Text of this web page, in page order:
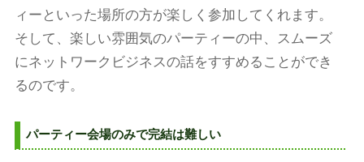
ィーといった場所の方が楽しく参加してくれます。
そして、楽しい雰囲気のパーティーの中、スムーズ
にネットワークビジネスの話をすすめることができ
るのです。
パーティー会場のみで完結は難しい